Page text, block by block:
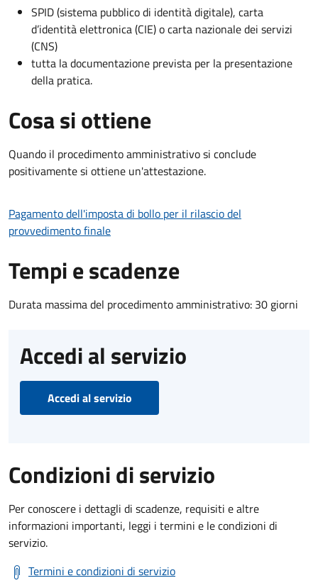
SPID (sistema pubblico di identità digitale), carta
d’identità elettronica (CIE) o carta nazionale dei servizi
(CNS)
tutta la documentazione prevista per la presentazione
della pratica.
Cosa si ottiene
Quando il procedimento amministrativo si conclude
positivamente si ottiene un'attestazione.
Pagamento dell'imposta di bollo per il rilascio del
provvedimento finale
Tempi e scadenze
Durata massima del procedimento amministrativo: 30 giorni
Accedi al servizio
Accedi al servizio
Condizioni di servizio
Per conoscere i dettagli di scadenze, requisiti e altre
informazioni importanti, leggi i termini e le condizioni di
servizio.
Termini e condizioni di servizio